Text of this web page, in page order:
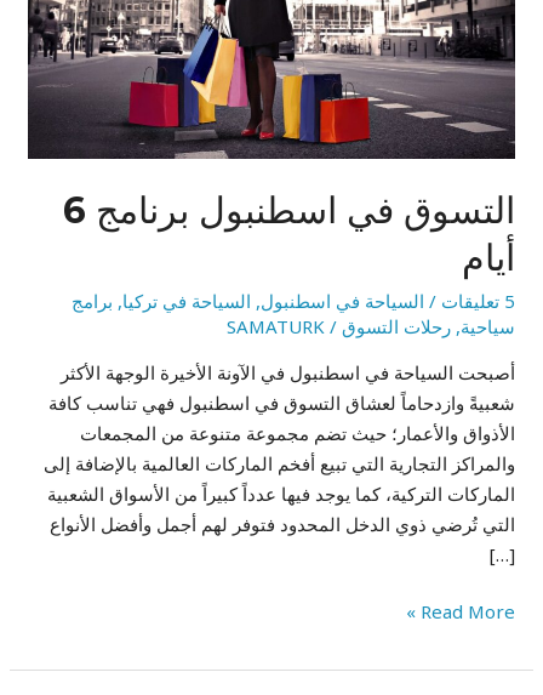
التسوق في اسطنبول برنامج 6
أيام
5 تعليقات / السياحة في اسطنبول, السياحة في تركيا, برامج
سياحية,رحلات التسوق /
SAMATURK
أصبحت السياحة في اسطنبول في الآونة الأخيرة الوجهة الأكثر
شعبيةً وازدحاماً لعشاق التسوق في اسطنبول فهي تناسب كافة
الأذواق والأعمار؛ حيث تضم مجموعة متنوعة من المجمعات
والمراكز التجارية التي تبيع أفخم الماركات العالمية بالإضافة إلى
الماركات التركية، كما يوجد فيها عدداً كبيراً من الأسواق الشعبية
التي تُرضي ذوي الدخل المحدود فتوفر لهم أجمل وأفضل الأنواع
[…]
أيام
Read More »